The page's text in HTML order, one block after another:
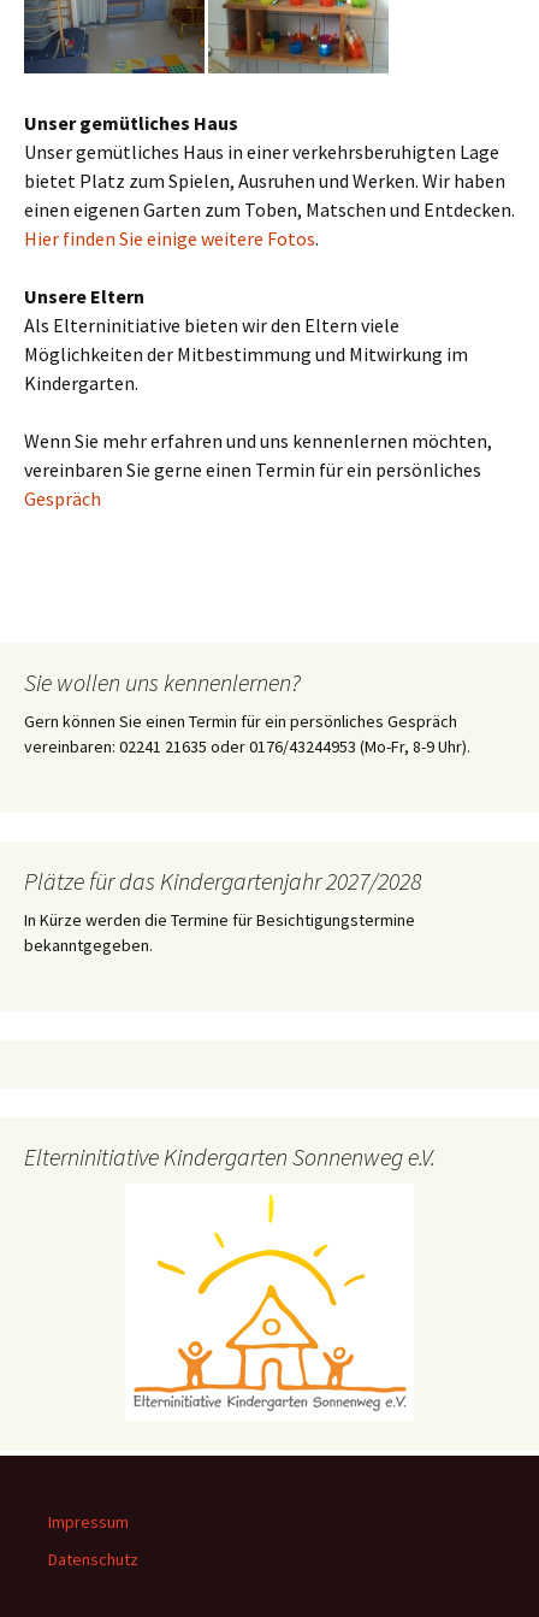
Unser gemütliches Haus
Unser gemütliches Haus in einer verkehrsberuhigten Lage
bietet Platz zum Spielen, Ausruhen und Werken. Wir haben
einen eigenen Garten zum Toben, Matschen und Entdecken.
Hier finden Sie einige weitere Fotos.
Unsere Eltern
Als Elterninitiative bieten wir den Eltern viele
Möglichkeiten der Mitbestimmung und Mitwirkung im
Kindergarten.
Wenn Sie mehr erfahren und uns kennenlernen möchten,
vereinbaren Sie gerne einen Termin für ein persönliches
Gespräch
Sie wollen uns kennenlernen?
Gern können Sie einen Termin für ein persönliches Gespräch
vereinbaren: 02241 21635 oder 0176/43244953 (Mo-Fr, 8-9 Uhr).
Plätze für das Kindergartenjahr 2027/2028
In Kürze werden die Termine für Besichtigungstermine
bekanntgegeben.
Elterninitiative Kindergarten Sonnenweg e.V.
Impressum
Datenschutz